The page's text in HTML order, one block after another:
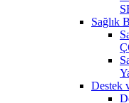
Sağlık
Destek